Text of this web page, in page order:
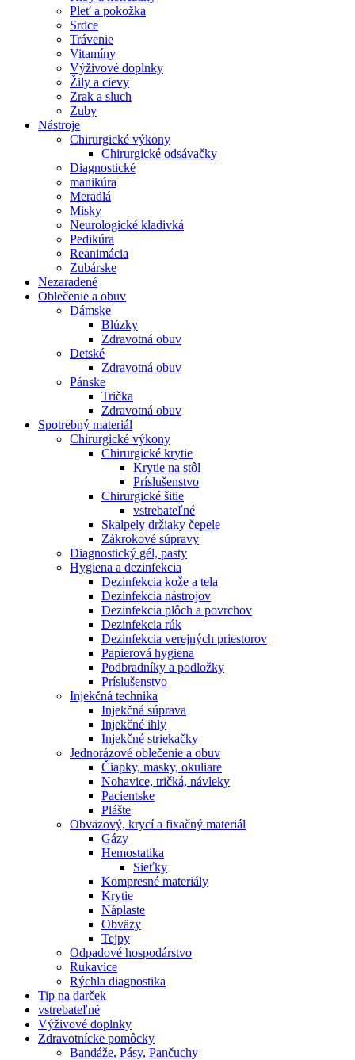
Pleť a pokožka
Srdce
Trávenie
Vitamíny
Výživové doplnky
Žily a cievy
Zrak a sluch
Zuby
Nástroje
Chirurgické výkony
Chirurgické odsávačky
Diagnostické
manikúra
Meradlá
Misky
Neurologické kladivká
Pedikúra
Reanimácia
Zubárske
Nezaradené
Oblečenie a obuv
Dámske
Blúzky
Zdravotná obuv
Detské
Zdravotná obuv
Pánske
Trička
Zdravotná obuv
Spotrebný materiál
Chirurgické výkony
Chirurgické krytie
Krytie na stôl
Príslušenstvo
Chirurgické šitie
vstrebateľné
Skalpely držiaky čepele
Zákrokové súpravy
Diagnostický gél, pasty
Hygiena a dezinfekcia
Dezinfekcia kože a tela
Dezinfekcia nástrojov
Dezinfekcia plôch a povrchov
Dezinfekcia rúk
Dezinfekcia verejných priestorov
Papierová hygiena
Podbradníky a podložky
Príslušenstvo
Injekčná technika
Injekčná súprava
Injekčné ihly
Injekčné striekačky
Jednorázové oblečenie a obuv
Čiapky, masky, okuliare
Nohavice, tričká, návleky
Pacientske
Plášte
Obväzový, krycí a fixačný materiál
Gázy
Hemostatika
Sieťky
Kompresné materiály
Krytie
Náplaste
Obväzy
Tejpy
Odpadové hospodárstvo
Rukavice
Rýchla diagnostika
Tip na darček
vstrebateľné
Výživové doplnky
Zdravotnícke pomôcky
Bandáže, Pásy, Pančuchy